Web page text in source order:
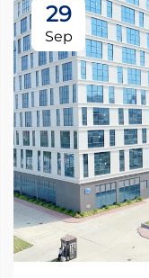
29
Sep